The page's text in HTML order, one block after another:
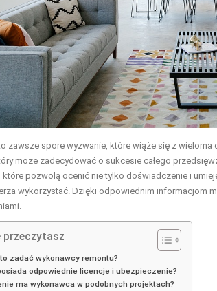
zawsze spore wyzwanie, które wiąże się z
może zadecydować o sukcesie całego
które pozwolą ocenić nie tylko doświadczenie i
wykorzystać. Dzięki odpowiednim informacjom
przeczytasz
zadać wykonawcy remontu?
odpowiednie licencje i ubezpieczenie?
ma wykonawca w podobnych projektach?